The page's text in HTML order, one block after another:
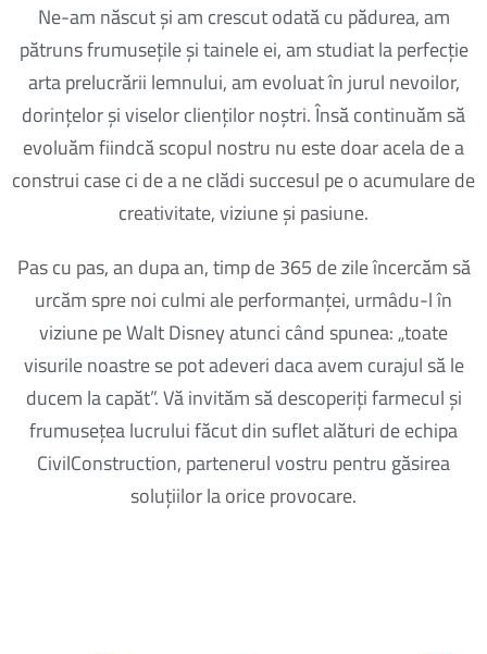
Ne-am născut și am crescut odată cu pădurea, am
pătruns frumusețile și tainele ei, am studiat la perfecție
arta prelucrării lemnului, am evoluat în jurul nevoilor,
dorințelor și viselor clienților noștri. Însă continuăm să
evoluăm fiindcă scopul nostru nu este doar acela de a
construi case ci de a ne clădi succesul pe o acumulare de
creativitate, viziune și pasiune.
Pas cu pas, an dupa an, timp de 365 de zile încercăm să
urcăm spre noi culmi ale performanței, urmâdu-l în
viziune pe Walt Disney atunci când spunea: „toate
visurile noastre se pot adeveri daca avem curajul să le
ducem la capăt”. Vă invităm să descoperiți farmecul și
frumusețea lucrului făcut din suflet alături de echipa
CivilConstruction, partenerul vostru pentru găsirea
soluțiilor la orice provocare.